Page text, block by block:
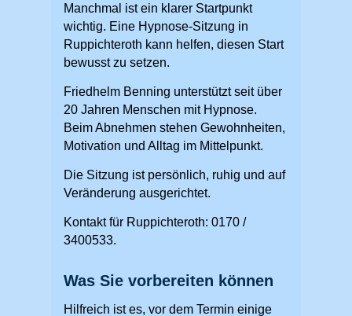
Manchmal ist ein klarer Startpunkt
wichtig. Eine Hypnose-Sitzung in
Ruppichteroth kann helfen, diesen Start
bewusst zu setzen.
Friedhelm Benning unterstützt seit über
20 Jahren Menschen mit Hypnose.
Beim Abnehmen stehen Gewohnheiten,
Motivation und Alltag im Mittelpunkt.
Die Sitzung ist persönlich, ruhig und auf
Veränderung ausgerichtet.
Kontakt für Ruppichteroth: 0170 /
3400533.
Was Sie vorbereiten können
Hilfreich ist es, vor dem Termin einige